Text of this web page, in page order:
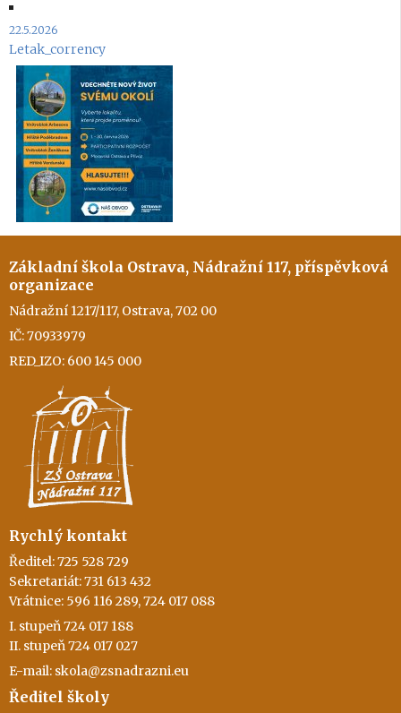
22.5.2026
Letak_corrency
Základní škola Ostrava, Nádražní 117, příspěvková
organizace
Nádražní 1217/117, Ostrava, 702 00
IČ: 70933979
RED_IZO: 600 145 000
Rychlý kontakt
Ředitel: 725 528 729
Sekretariát: 731 613 432
Vrátnice: 596 116 289, 724 017 088
I. stupeň 724 017 188
II. stupeň 724 017 027
E-mail: skola@zsnadrazni.eu
Ředitel školy